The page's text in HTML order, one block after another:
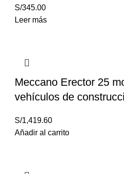
S/345.00
Leer más
Meccano Erector 25
vehículos de
S/1,419.60
Añadir al carrito